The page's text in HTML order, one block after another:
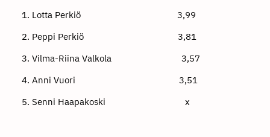
1. Lotta Perkiö 3,99
2. Peppi Perkiö 3,81
3. Vilma-Riina Valkola 3,57
4. Anni Vuori 3,51
5. Senni Haapakoski x